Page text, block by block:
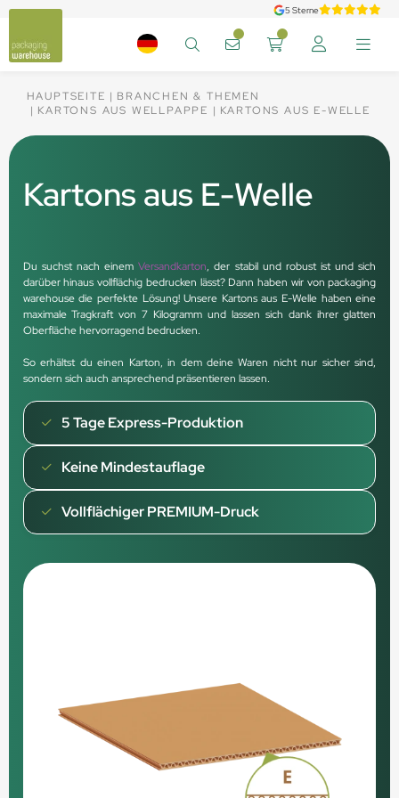
5 Sterne
HAUPTSEITE
BRANCHEN & THEMEN
KARTONS AUS WELLPAPPE
KARTONS AUS E-WELLE
Kartons aus E-Welle
Du suchst nach einemVersandkarton, der stabil und robust ist und sich
darüber hinaus vollflächig bedrucken lässt? Dann haben wir von packaging
warehouse die perfekte Lösung! Unsere Kartons aus E-Welle haben eine
maximale Tragkraft von 7 Kilogramm und lassen sich dank ihrer glatten
Oberfläche hervorragend bedrucken.
So erhältst du einen Karton, in dem deine Waren nicht nur sicher sind,
sondern sich auch ansprechend präsentieren lassen.
5 Tage Express-Produktion
Keine Mindestauflage
Vollflächiger PREMIUM-Druck